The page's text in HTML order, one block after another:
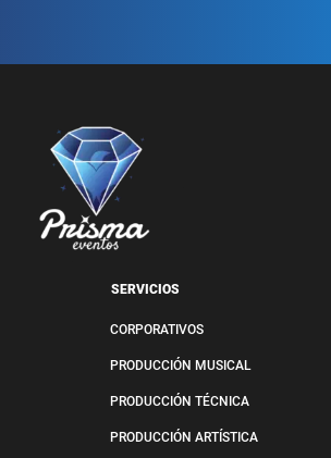
SERVICIOS
CORPORATIVOS
PRODUCCIÓN MUSICAL
PRODUCCIÓN TÉCNICA
PRODUCCIÓN ARTÍSTICA